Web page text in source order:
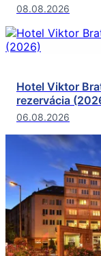
08.08.2026
Hotel Viktor
rezervácia
06.08.2026